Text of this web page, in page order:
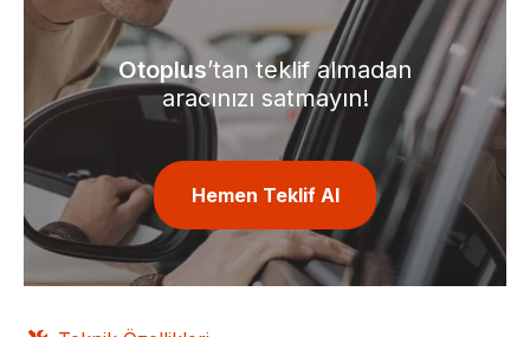
Otoplus’tan teklif almadan
aracınızı satmayın!
Hemen Teklif Al